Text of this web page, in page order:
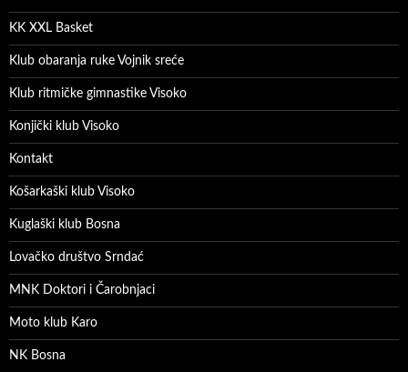
KK XXL Basket
Klub obaranja ruke Vojnik sreće
Klub ritmičke gimnastike Visoko
Konjički klub Visoko
Kontakt
Košarkaški klub Visoko
Kuglaški klub Bosna
Lovačko društvo Srndać
MNK Doktori i Čarobnjaci
Moto klub Karo
NK Bosna